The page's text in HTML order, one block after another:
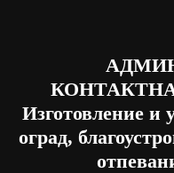
Изготовление и
оград,